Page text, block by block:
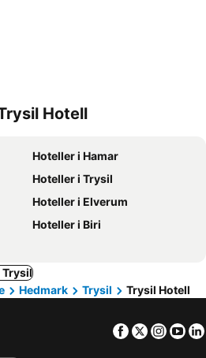
Hotell
Hoteller i Hamar
Hoteller i Trysil
Hoteller i Elverum
Hoteller i Biri
Trysil
Hedmark Trysil Trysil Hotell
Facebook
Twitter